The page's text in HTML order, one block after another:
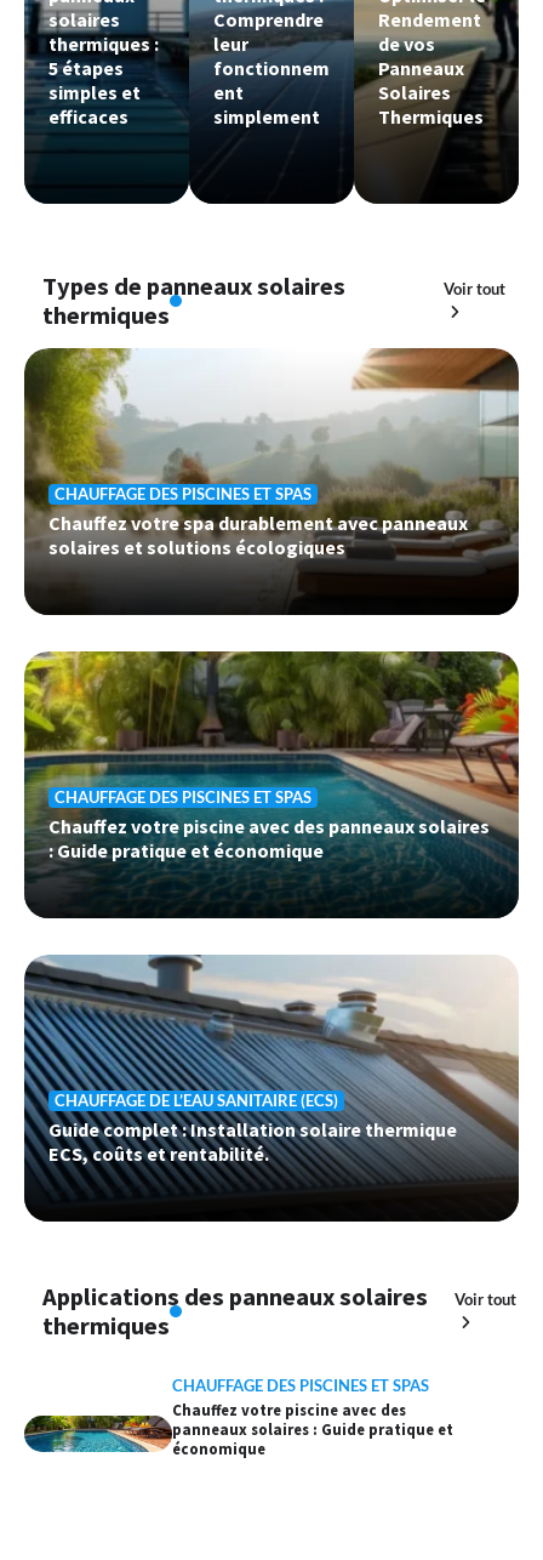
solaires
thermiques :
5 étapes
simples et
efficaces
Comprendre
leur
fonctionnem
ent
simplement
Rendement
de vos
Panneaux
Solaires
Thermiques
Types de panneaux solaires
thermiques
Voir tout
CHAUFFAGE DES PISCINES ET SPAS
Chauffez votre spa durablement avec panneaux
solaires et solutions écologiques
CHAUFFAGE DES PISCINES ET SPAS
Chauffez votre piscine avec des panneaux solaires
: Guide pratique et économique
CHAUFFAGE DE L’EAU SANITAIRE (ECS)
Guide complet : Installation solaire thermique
ECS, coûts et rentabilité.
Applications des panneaux solaires
thermiques
Voir tout
CHAUFFAGE DES PISCINES ET SPAS
Chauffez votre piscine avec des
panneaux solaires : Guide pratique et
économique